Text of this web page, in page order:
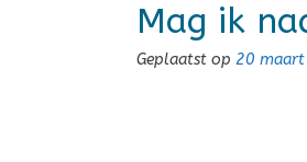
Mag ik
Geplaatst op 20